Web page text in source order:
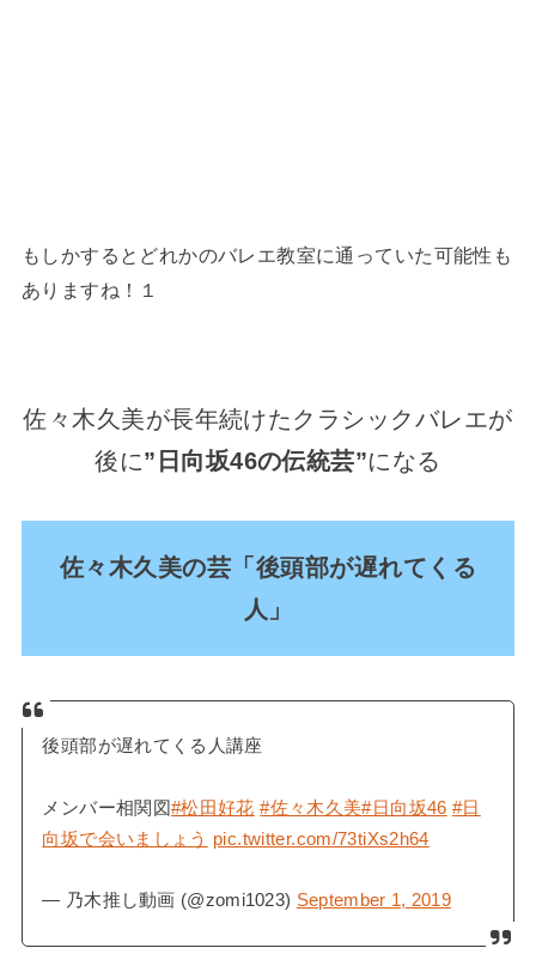
もしかするとどれかのバレエ教室に通っていた可能性も
ありますね！１
佐々木久美が長年続けたクラシックバレエが
後に”日向坂46の伝統芸”になる
佐々木久美の芸「後頭部が遅れてくる
人」
後頭部が遅れてくる人講座
メンバー相関図#松田好花 #佐々木久美#日向坂46 #日
向坂で会いましょう
pic.twitter.com/73tiXs2h64
— 乃木推し動画 (@zomi1023) September 1, 2019